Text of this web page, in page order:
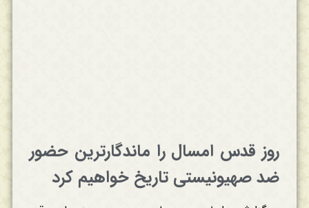
روز قدس امسال را ماندگارترین حضور
ضد صهیونیستی تاریخ خواهیم کرد